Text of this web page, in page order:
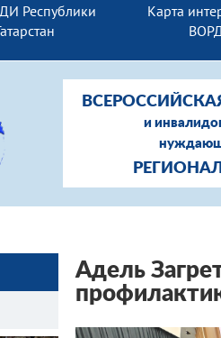
Республики
Карта
и
Адель